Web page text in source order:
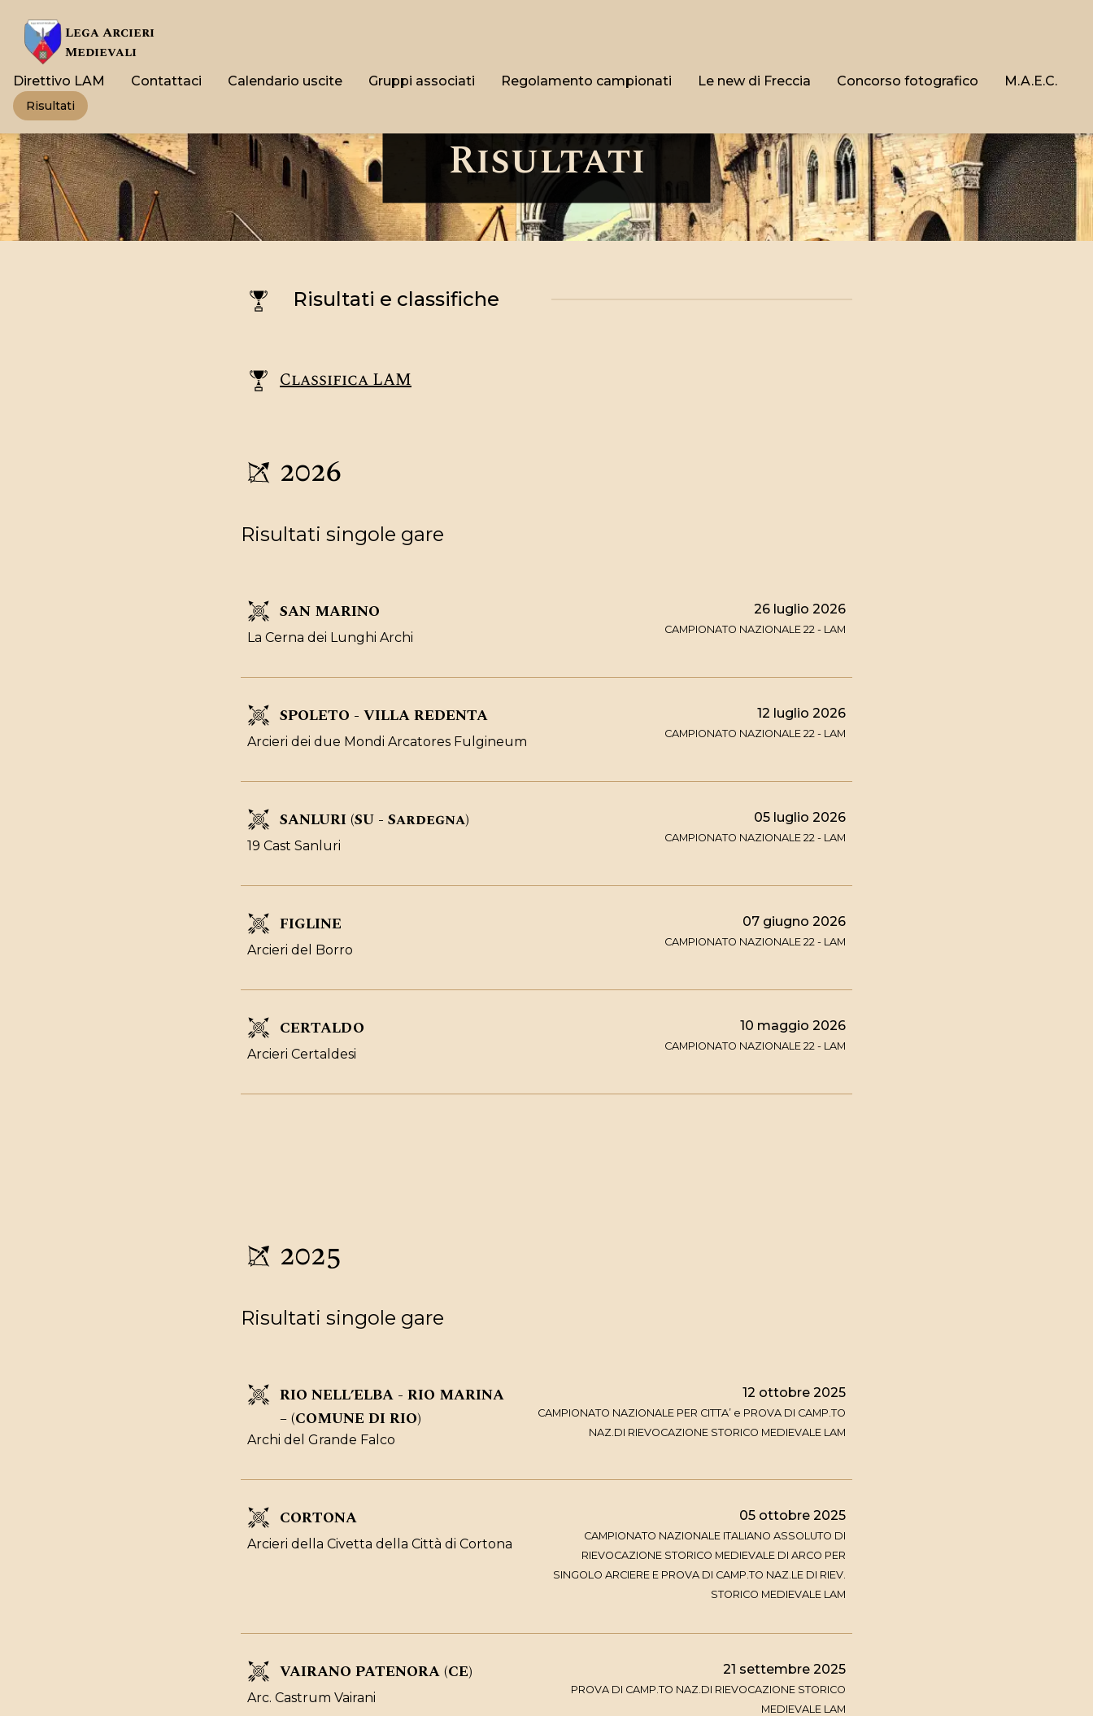
Lega Arcieri
Medievali
Risultati
Direttivo LAM Contattaci Calendario uscite Gruppi associati Regolamento campionati Le new di Freccia Concorso fotografico M.A.E.C.
Risultati
Risultati e classifiche
Classifica LAM
2026
Risultati singole gare
SAN MARINO
La Cerna dei Lunghi Archi
26 luglio 2026
CAMPIONATO NAZIONALE 22 - LAM
SPOLETO - VILLA REDENTA
Arcieri dei due Mondi Arcatores Fulgineum
12 luglio 2026
CAMPIONATO NAZIONALE 22 - LAM
SANLURI (SU - Sardegna)
19 Cast Sanluri
05 luglio 2026
CAMPIONATO NAZIONALE 22 - LAM
FIGLINE
Arcieri del Borro
07 giugno 2026
CAMPIONATO NAZIONALE 22 - LAM
CERTALDO
Arcieri Certaldesi
10 maggio 2026
CAMPIONATO NAZIONALE 22 - LAM
2025
Risultati singole gare
RIO NELL’ELBA - RIO MARINA
– (COMUNE DI RIO)
Archi del Grande Falco
12 ottobre 2025
CAMPIONATO NAZIONALE PER CITTA’ e PROVA DI CAMP.TO
NAZ.DI RIEVOCAZIONE STORICO MEDIEVALE LAM
CORTONA
Arcieri della Civetta della Città di Cortona
05 ottobre 2025
CAMPIONATO NAZIONALE ITALIANO ASSOLUTO DI
RIEVOCAZIONE STORICO MEDIEVALE DI ARCO PER
SINGOLO ARCIERE E PROVA DI CAMP.TO NAZ.LE DI RIEV.
STORICO MEDIEVALE LAM
VAIRANO PATENORA (CE)
Arc. Castrum Vairani
21 settembre 2025
PROVA DI CAMP.TO NAZ.DI RIEVOCAZIONE STORICO
MEDIEVALE LAM